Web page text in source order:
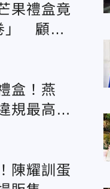
果禮盒竟
」 顧客
盒！燕
規最高罰
陳耀訓蛋